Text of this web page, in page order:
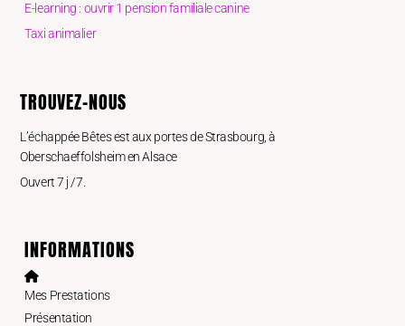
E-learning : ouvrir 1 pension familiale canine
Taxi animalier
TROUVEZ-NOUS
L’échappée Bêtes est aux portes de Strasbourg, à
Oberschaeffolsheim en Alsace
Ouvert 7 j /7.
INFORMATIONS
Mes Prestations
Présentation